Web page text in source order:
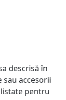
descrisă în
sau accesorii
pentru